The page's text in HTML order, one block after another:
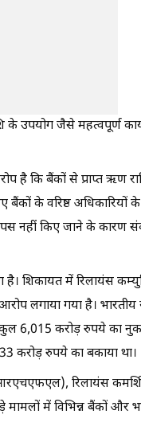
उपयोग जैसे महत्वपूर्ण
है कि बैंकों से प्राप्त ऋण
बैंकों के वरिष्ठ
नहीं किए जाने के कारण
है। शिकायत में रिलायंस
लगाया गया है।
6,015 करोड़ रुपये का
करोड़ रुपये का बकाया था।
रिलायंस
में विभिन्न बैंकों और